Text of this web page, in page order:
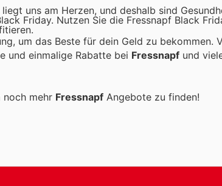
uns am Herzen, und deshalb sind
Friday. Nutzen Sie die Fressnapf Black
um das Beste für dein Geld zu bekommen.
und einmalige Rabatte bei Fressnapf und
noch mehr Fressnapf Angebote zu finden!